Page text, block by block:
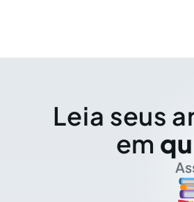
Leia seus
em